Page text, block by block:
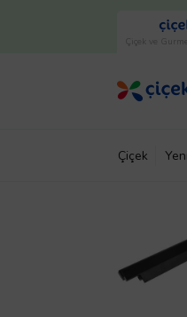
Çiçek ve
Çiçek